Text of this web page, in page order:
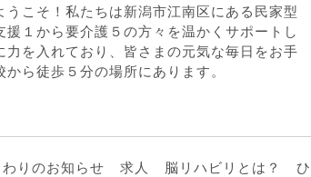
うこそ！私たちは新潟市江南区にある民家型
１から要介護５の方々を温かくサポートし
力を入れており、皆さまの元気な毎日をお手
ら徒歩５分の場所にあります。
りのお知らせ 求人 脳リハビリとは？